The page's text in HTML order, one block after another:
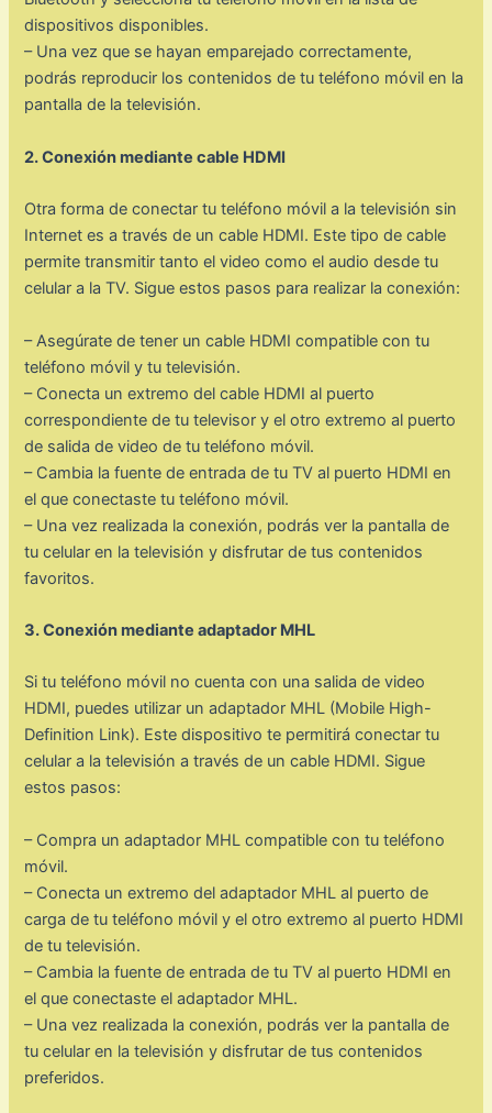
dispositivos disponibles.
– Una vez que se hayan emparejado correctamente,
podrás reproducir los contenidos de tu teléfono móvil en la
pantalla de la televisión.
2. Conexión mediante cable HDMI
Otra forma de conectar tu teléfono móvil a la televisión sin
Internet es a través de un cable HDMI. Este tipo de cable
permite transmitir tanto el video como el audio desde tu
celular a la TV. Sigue estos pasos para realizar la conexión:
– Asegúrate de tener un cable HDMI compatible con tu
teléfono móvil y tu televisión.
– Conecta un extremo del cable HDMI al puerto
correspondiente de tu televisor y el otro extremo al puerto
de salida de video de tu teléfono móvil.
– Cambia la fuente de entrada de tu TV al puerto HDMI en
el que conectaste tu teléfono móvil.
– Una vez realizada la conexión, podrás ver la pantalla de
tu celular en la televisión y disfrutar de tus contenidos
favoritos.
3. Conexión mediante adaptador MHL
Si tu teléfono móvil no cuenta con una salida de video
HDMI, puedes utilizar un adaptador MHL (Mobile High-
Definition Link). Este dispositivo te permitirá conectar tu
celular a la televisión a través de un cable HDMI. Sigue
estos pasos:
– Compra un adaptador MHL compatible con tu teléfono
móvil.
– Conecta un extremo del adaptador MHL al puerto de
carga de tu teléfono móvil y el otro extremo al puerto HDMI
de tu televisión.
– Cambia la fuente de entrada de tu TV al puerto HDMI en
el que conectaste el adaptador MHL.
– Una vez realizada la conexión, podrás ver la pantalla de
tu celular en la televisión y disfrutar de tus contenidos
preferidos.